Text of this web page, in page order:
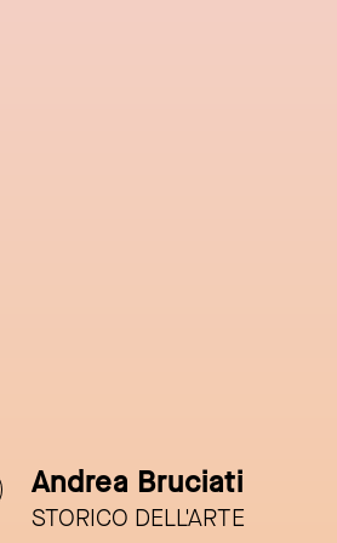
Andrea Bruciati
STORICO DELL'ARTE